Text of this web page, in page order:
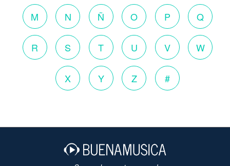
M N Ñ O P Q
R S T U V W
X Y Z #